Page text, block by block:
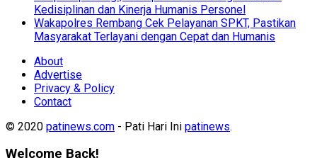
Kedisiplinan dan Kinerja Humanis Personel
Wakapolres Rembang Cek Pelayanan SPKT, Pastikan
Masyarakat Terlayani dengan Cepat dan Humanis
About
Advertise
Privacy & Policy
Contact
© 2020 patinews.com - Pati Hari Ini patinews.
Welcome Back!